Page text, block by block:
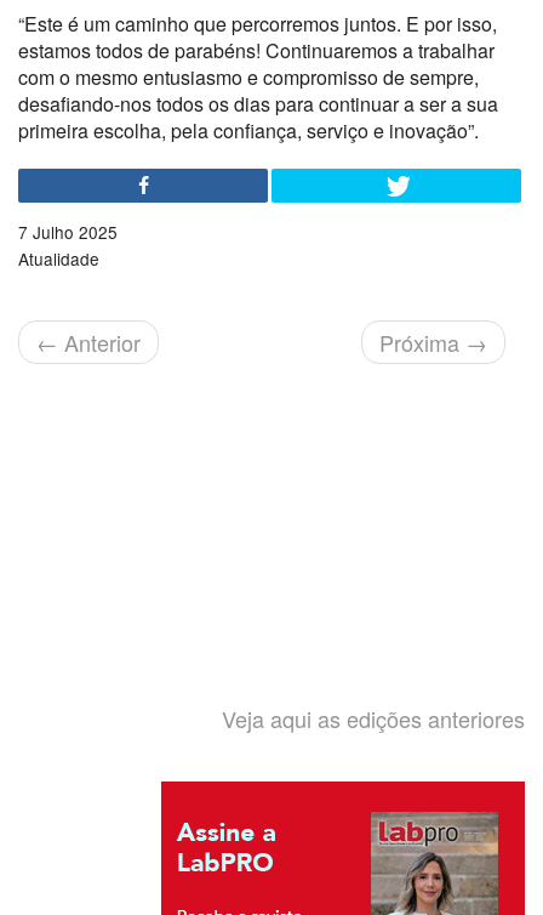
“Este é um caminho que percorremos juntos. E por isso,
estamos todos de parabéns! Continuaremos a trabalhar
com o mesmo entusiasmo e compromisso de sempre,
desafiando-nos todos os dias para continuar a ser a sua
primeira escolha, pela confiança, serviço e inovação”.
7 Julho 2025
Atualidade
← Anterior Próxima →
Veja aqui as edições anteriores